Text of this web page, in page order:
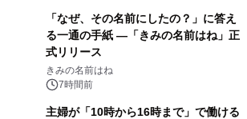
「なぜ、その名前にしたの？」に答え
る一通の手紙 ―「きみの名前はね」正
式リリース
きみの名前はね
7時間前
主婦が「10時から16時まで」で働ける